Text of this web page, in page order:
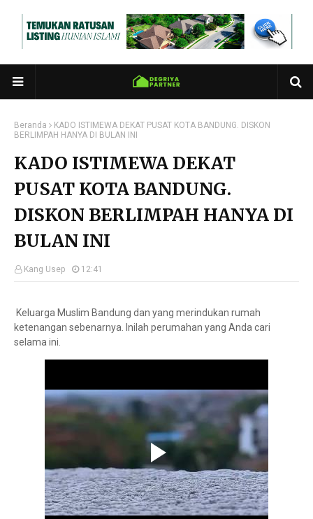
Beranda
KADO ISTIMEWA DEKAT PUSAT KOTA BANDUNG. DISKON
BERLIMPAH HANYA DI BULAN INI
KADO ISTIMEWA DEKAT
PUSAT KOTA BANDUNG.
DISKON BERLIMPAH HANYA DI
BULAN INI
Kang Usep 12:41
Keluarga Muslim Bandung dan yang merindukan rumah
ketenangan sebenarnya. Inilah perumahan yang Anda cari
selama ini.